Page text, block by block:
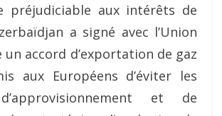
préjudiciable aux intérêts de
a signé avec l’Union
un accord d’exportation de gaz
aux Européens d’éviter les
et de